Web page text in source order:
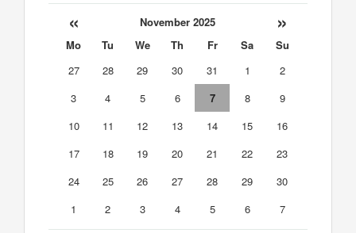
« November 2025 »
Mo Tu We Th Fr Sa
Su
27
28 29 30 31 1
2
3
4 5 6 7 8
9
10
11 12 13 14 15
16
17
18 19 20 21 22
23
24
25 26 27 28 29
30
1
2 3 4 5 6 7